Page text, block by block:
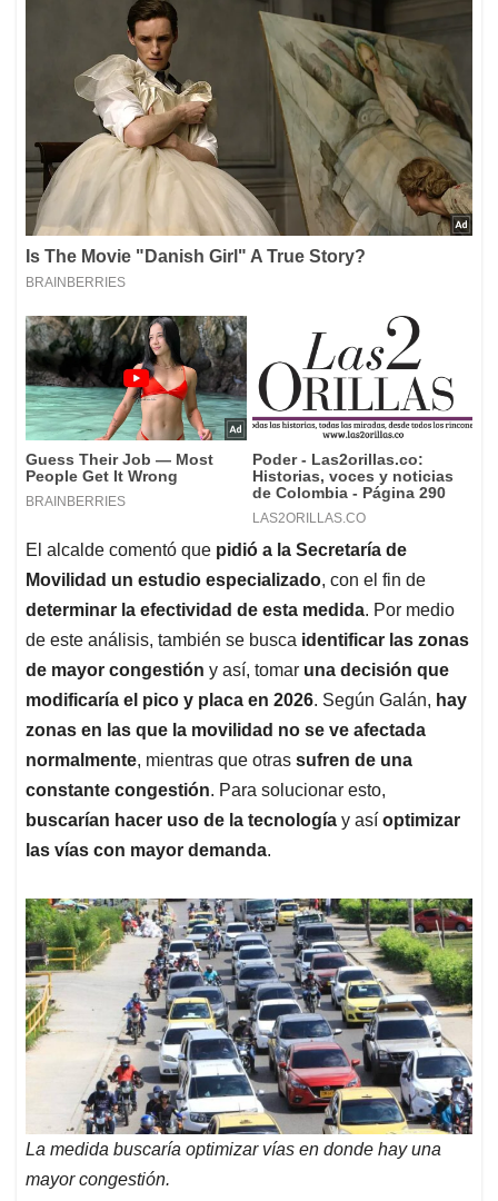
El alcalde comentó que pidió a la Secretaría de
Movilidad un estudio especializado, con el fin de
determinar la efectividad de esta medida. Por medio
de este análisis, también se busca identificar las zonas
de mayor congestión y así, tomar una decisión que
modificaría el pico y placa en 2026. Según Galán, hay
zonas en las que la movilidad no se ve afectada
normalmente, mientras que otras sufren de una
constante congestión. Para solucionar esto,
buscarían hacer uso de la tecnología y así optimizar
las vías con mayor demanda.
La medida buscaría optimizar vías en donde hay una
mayor congestión.